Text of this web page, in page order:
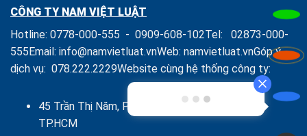
Thành
viên,
Cổ
đông
Công
Tổ
CÔNG TY NAM VIỆT LUẬT
Hotline: 0778-000-555 - 0909-608-102Tel: 02873-000-
555Email: info@namvietluat.vnWeb: namvietluat.vnGóp ý
dịch vụ: 078.222.2229Website cùng hệ thống công ty:
45 Trần Thị Năm, Phường Trung Mỹ Tây (Q12),
TP.HCM